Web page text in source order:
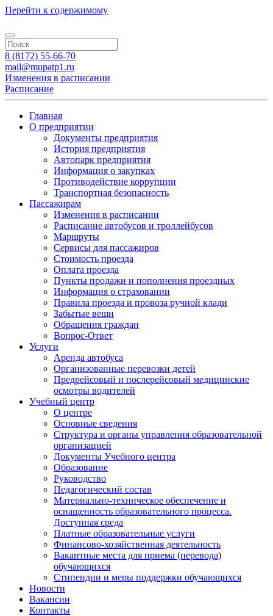
Перейти к содержимому
8 (8172) 55-66-70
mail@mupatp1.ru
Изменения в расписании
Расписание
Главная
О предприятии
Документы предприятия
История предприятия
Автопарк предприятия
Информация о закупках
Противодействие коррупции
Транспортная безопасность
Пассажирам
Изменения в расписании
Расписание автобусов и троллейбусов
Маршруты
Сервисы для пассажиров
Стоимость проезда
Оплата проезда
Пункты продажи и пополнения проездных
Информация о страховании
Правила проезда и провоза ручной клади
Забытые вещи
Обращения граждан
Вопрос-Ответ
Услуги
Аренда автобуса
Организованные перевозки детей
Предрейсовый и послерейсовый медицинские
осмотры водителей
Учебный центр
О центре
Основные сведения
Структура и органы управления образовательной
организацией
Документы Учебного центра
Образование
Руководство
Педагогический состав
Материально-техническое обеспечение и
оснащенность образовательного процесса.
Доступная среда
Платные образовательные услуги
Финансово-хозяйственная деятельность
Вакантные места для приема (перевода)
обучающихся
Стипендии и меры поддержки обучающихся
Новости
Вакансии
Контакты